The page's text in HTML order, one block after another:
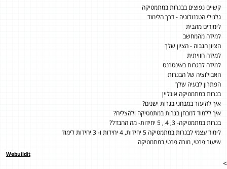
קשיים נפוצים בבגרות במתמטיקה
גלגולי הטכנולוגיה - דרך הלימוד
לימודים מהבית
למידה מהמחשב
הציון הגבוה - הציון שלך
למידה חוויתית
למידה לבגרות באינטרנט
האבולוציה של הבגרות
הפתרון לבעיה שלך
בגרות במתמטיקה אונליין
איך להיעזר במבחני בגרות ישנים?
איך ללמוד למבחן בגרות במתמטיקה ולהצליח?
בגרות במתמטיקה- 3, 4 , 5 יחידות- מה ההבדל?
לימוד עצמי לבגרות במתמטיקה 5 יחידות, 4 יחידות ו- 3 יחידות לימוד
שיעור פרטי, מורה פרטי במתמטיקה
Webuildit
>